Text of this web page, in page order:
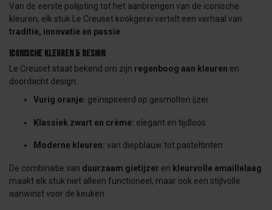
Van de eerste polijsting tot het aanbrengen van de iconische
kleuren, elk stuk Le Creuset kookgerei vertelt een verhaal van
traditie, innovatie en passie
Iconische Kleuren & Design
Le Creuset staat bekend om zijn regenboog aan kleuren en
doordacht design:
Vurig oranje: geïnspireerd op gesmolten ijzer
Klassiek zwart en crème: elegant en tijdloos
Moderne kleuren: van diepblauw tot pasteltinten
De combinatie van duurzaam gietijzer en kleurvolle emaillelaag
maakt elk stuk niet alleen functioneel, maar ook een stijlvolle
aanwinst voor de keuken.